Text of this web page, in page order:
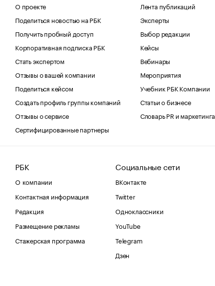
О проекте
Поделиться новостью на РБК
Получить пробный доступ
Корпоративная подписка РБК
Стать экспертом
Отзывы о вашей компании
Поделиться кейсом
Создать профиль группы компаний
Отзывы о сервисе
Сертифицированные партнеры
Лента публикаций
Эксперты
Выбор редакции
Кейсы
Вебинары
Мероприятия
Учебник РБК Компании
Статьи о бизнесе
Словарь PR и маркетинга
РБК
О компании
Контактная информация
Редакция
Размещение рекламы
Стажерская программа
Социальные сети
ВКонтакте
Twitter
Одноклассники
YouTube
Telegram
Дзен